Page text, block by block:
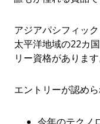
アジアパシフィッ
太平洋地域の22カ
リー資格があります
エントリーが認め